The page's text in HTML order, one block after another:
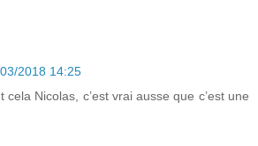
2018 14:25
cela Nicolas, c’est vrai ausse que c’est une